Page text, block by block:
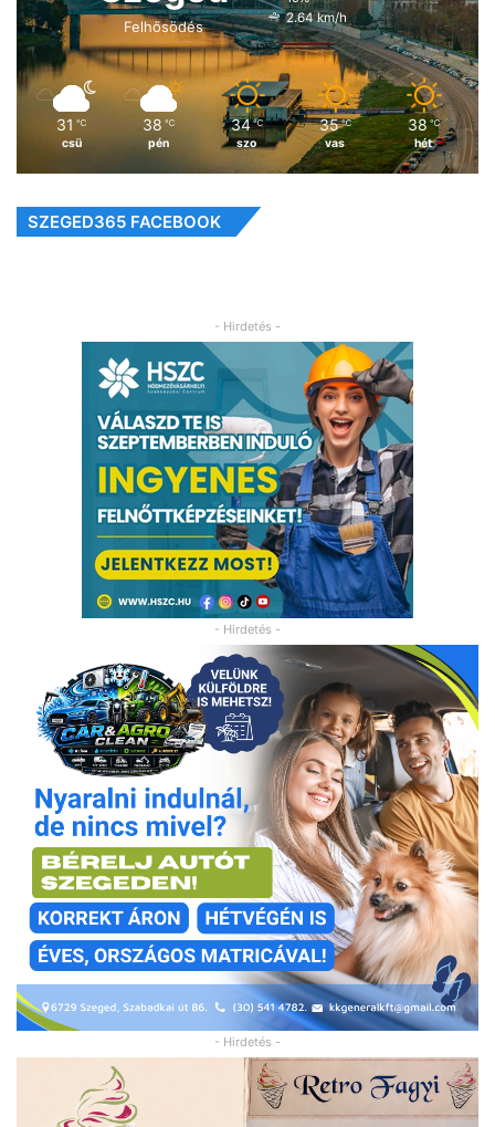
Felhősödés
2.64 km/h
31 ℃
csü
38 ℃
pén
34 ℃
szo
35 ℃
vas
38 ℃
hét
SZEGED365 FACEBOOK
- Hirdetés -
- Hirdetés -
- Hirdetés -